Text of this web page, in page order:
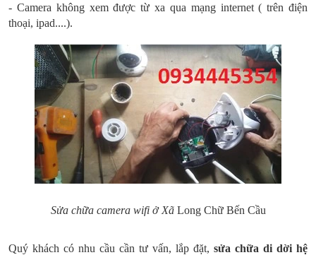
- Camera không xem được từ xa qua mạng internet ( trên điện
thoại, ipad....).
Sửa chữa camera wifi ở Xã Long Chữ Bến Cầu
Quý khách có nhu cầu cần tư vấn, lắp đặt, sửa chữa di dời hệ